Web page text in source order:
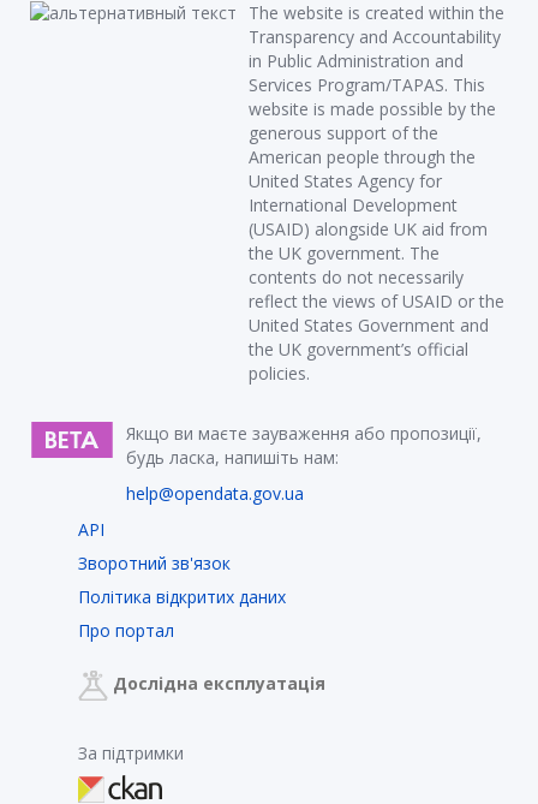
The website is created within the
Transparency and Accountability
in Public Administration and
Services Program/TAPAS. This
website is made possible by the
generous support of the
American people through the
United States Agency for
International Development
(USAID) alongside UK aid from
the UK government. The
contents do not necessarily
reflect the views of USAID or the
United States Government and
the UK government’s official
policies.
Якщо ви маєте зауваження або пропозиції,
будь ласка, напишіть нам:
help@opendata.gov.ua
API
Зворотний зв'язок
Політика відкритих даних
Про портал
Дослідна експлуатація
За підтримки